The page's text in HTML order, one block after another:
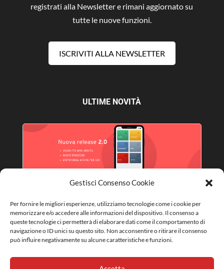
Gestisci Consenso Cookie
Per fornire le migliori esperienze, utilizziamo tecnologie come i cookie per
memorizzare e/o accedere alle informazioni del dispositivo. Il consenso a
queste tecnologie ci permetterà di elaborare dati come il comportamento di
navigazione o ID unici su questo sito. Non acconsentire o ritirare il consenso
può influire negativamente su alcune caratteristiche e funzioni.
registrati alla Newsletter e rimani aggiornato su
tutte le nuove funzioni.
ISCRIVITI ALLA NEWSLETTER
ULTIME NOVITÀ
NUOVA RELEASE APP 2.0